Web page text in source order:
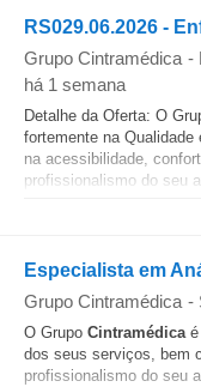
RS029.06.2026 -
Grupo Cintramédica -
há 1 semana
Detalhe da Oferta: O
fortemente na
na acessibilidade,
profissionalismo do seu
Especialista em
Grupo Cintramédica -
O Grupo Cintramédicaé
dos seus serviços, bem
profissionalismo do seu